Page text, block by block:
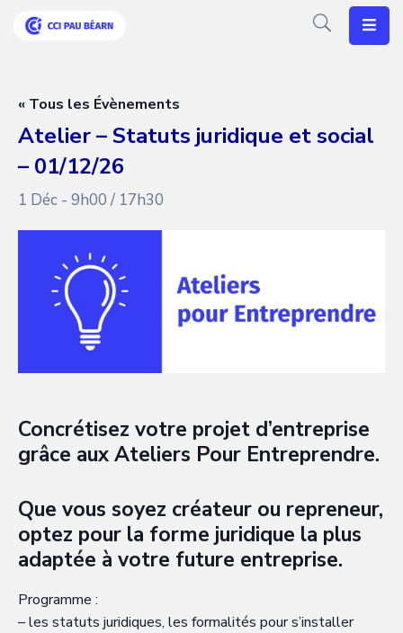
CCI
Vos
Besoins
Articles
Solutions
« Tous les Évènements
Atelier – Statuts juridique et social
– 01/12/26
1 Déc - 9h00/ 17h30
Concrétisez votre projet d’entreprise
grâce aux Ateliers Pour Entreprendre.
Que vous soyez créateur ou repreneur,
optez pour la forme juridique la plus
adaptée à votre future entreprise.
Programme :
– les statuts juridiques, les formalités pour s’installer